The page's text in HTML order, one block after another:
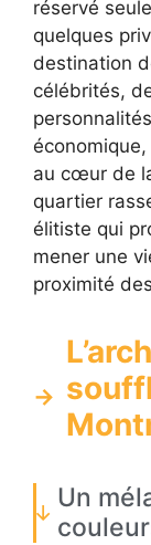
réservé
quelques
destination
célébrités,
au cœur de
quartier
élitiste qui
mener une
proximité
Un